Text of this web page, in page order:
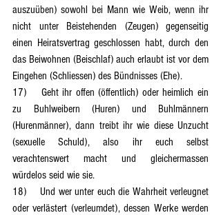
auszuüben) sowohl bei Mann wie Weib, wenn ihr
nicht unter Beistehenden (Zeugen) gegenseitig
einen Heiratsvertrag geschlossen habt, durch den
das Beiwohnen (Beischlaf) auch erlaubt ist vor dem
Eingehen (Schliessen) des Bündnisses (Ehe).
17)	Geht ihr offen (öffentlich) oder heimlich ein
zu Buhlweibern (Huren) und Buhlmännern
(Hurenmänner), dann treibt ihr wie diese Unzucht
(sexuelle Schuld), also ihr euch selbst
verachtenswert macht und gleichermassen
würdelos seid wie sie.
18)	Und wer unter euch die Wahrheit verleugnet
oder verlästert (verleumdet), dessen Werke werden